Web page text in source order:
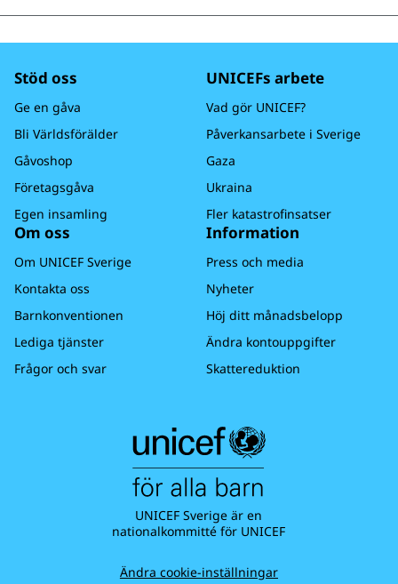
Stöd oss
Ge en gåva
Bli Världsförälder
Gåvoshop
Företagsgåva
Egen insamling
UNICEFs arbete
Vad gör UNICEF?
Påverkansarbete i Sverige
Gaza
Ukraina
Fler katastrofinsatser
Om oss
Om UNICEF Sverige
Kontakta oss
Barnkonventionen
Lediga tjänster
Frågor och svar
Information
Press och media
Nyheter
Höj ditt månadsbelopp
Ändra kontouppgifter
Skattereduktion
UNICEF Sverige är en
nationalkommitté för UNICEF
Ändra cookie-inställningar